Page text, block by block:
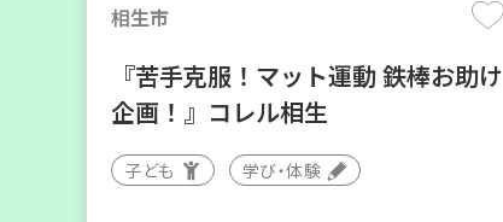
相生市
『苦手克服！マット運動 鉄棒お助け
企画！』コレル相生
子ども 学び・体験